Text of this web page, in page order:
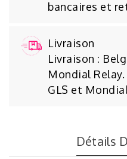
bancaires et
Livraison
Livraison :
Mondial
GLS et
Détails